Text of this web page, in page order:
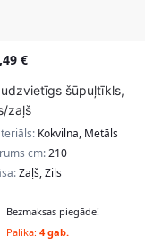
€
šūpuļtīkls,
zaļš
Kokvilna, Metāls
cm:210
Zaļš, Zils
Palika:4 gab.
Bezmaksas piegāde!